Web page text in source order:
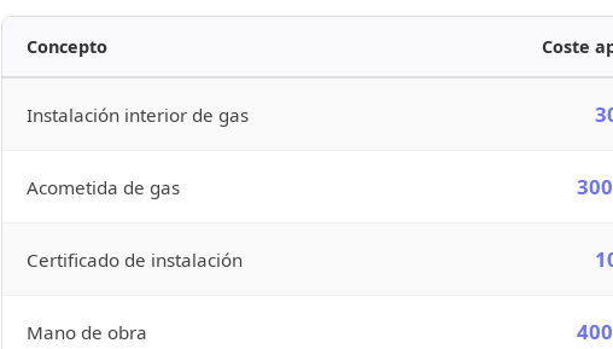
Concepto Coste
Instalación interior de gas
Acometida de gas
Certificado de instalación
Mano de obra